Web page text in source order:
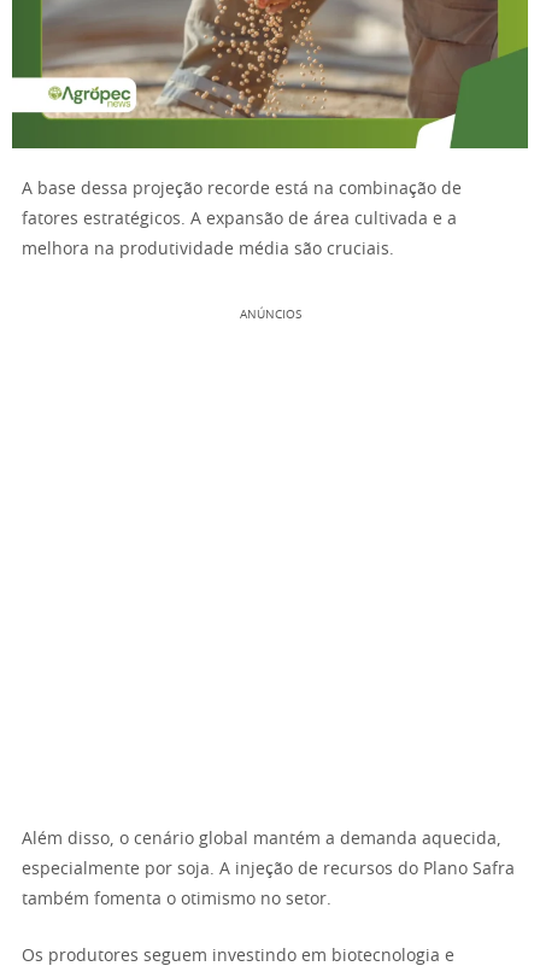
A base dessa projeção recorde está na combinação de
fatores estratégicos. A expansão de área cultivada e a
melhora na produtividade média são cruciais.
ANÚNCIOS
Além disso, o cenário global mantém a demanda aquecida,
especialmente por soja. A injeção de recursos do Plano Safra
também fomenta o otimismo no setor.
Os produtores seguem investindo em biotecnologia e